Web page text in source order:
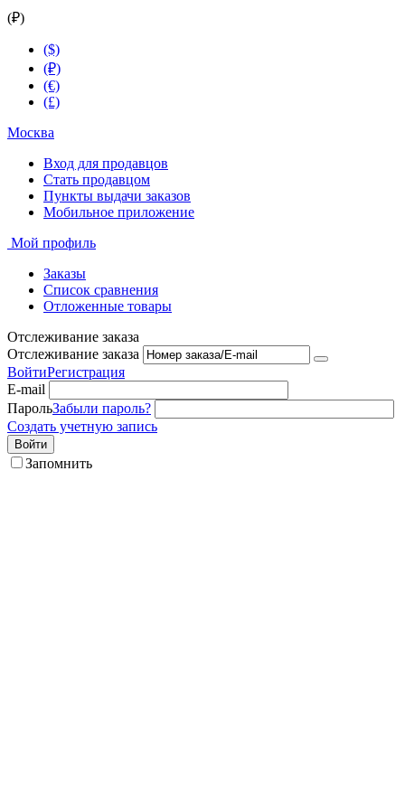
(₽)
($)
(₽)
(€)
(£)
Москва
Вход для продавцов
Стать продавцом
Пункты выдачи заказов
Мобильное приложение
Мой профиль
Заказы
Список сравнения
Отложенные товары
Отслеживание заказа
Отслеживание заказа
ВойтиРегистрация
E-mail
ПарольЗабыли пароль?
Создать учетную запись
Войти
Запомнить